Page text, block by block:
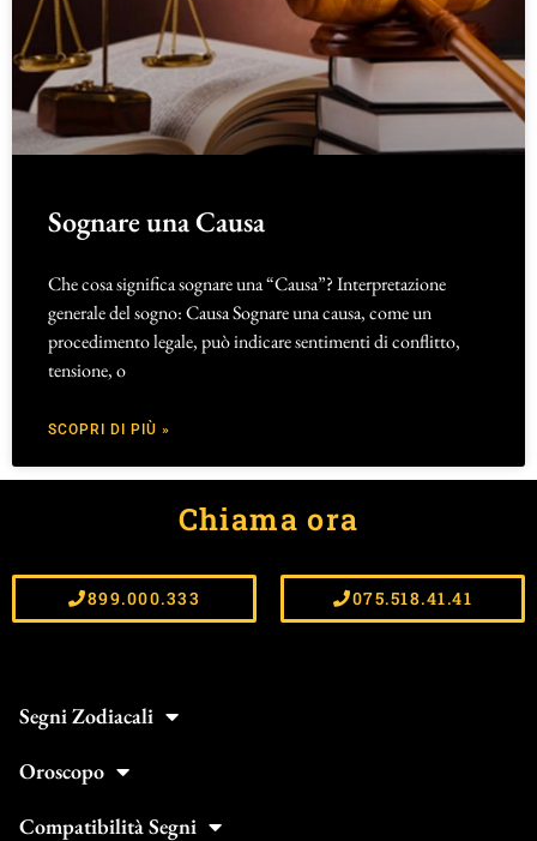
Sognare una Causa
Che cosa significa sognare una “Causa”? Interpretazione
generale del sogno: Causa Sognare una causa, come un
procedimento legale, può indicare sentimenti di conflitto,
tensione, o
SCOPRI DI PIÙ »
Chiama ora
899.000.333 075.518.41.41
Segni Zodiacali
Oroscopo
Compatibilità Segni